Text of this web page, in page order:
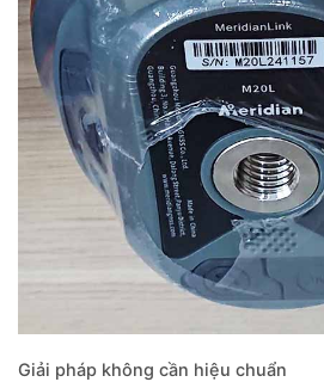
Giải pháp không cần hiệu chuẩn